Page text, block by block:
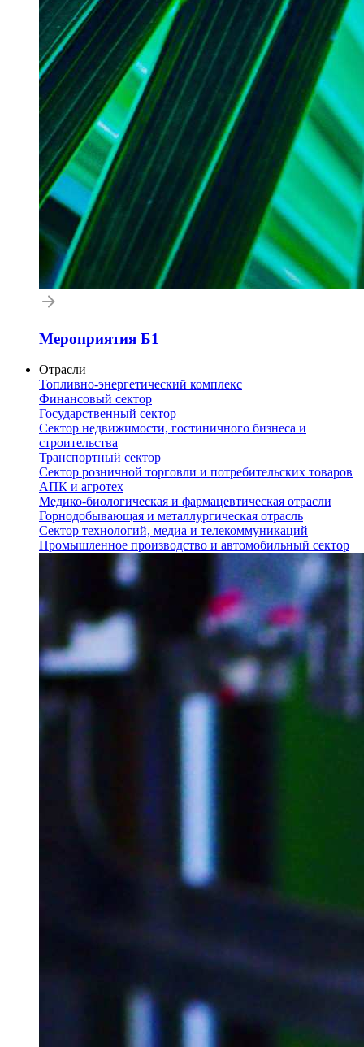
Мероприятия Б1
Отрасли
Топливно-энергетический комплекс
Финансовый сектор
Государственный сектор
Сектор недвижимости, гостиничного бизнеса и
строительства
Транспортный сектор
Сектор розничной торговли и потребительских товаров
АПК и агротех
Медико-биологическая и фармацевтическая отрасли
Горнодобывающая и металлургическая отрасль
Сектор технологий, медиа и телекоммуникаций
Промышленное производство и автомобильный сектор